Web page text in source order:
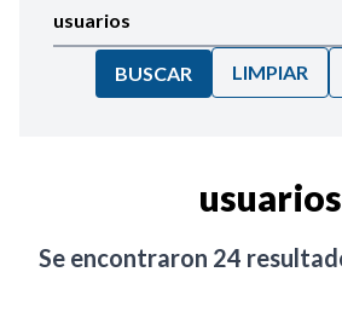
BUSCAR LIMPIAR
usuarios
Se encontraron 24